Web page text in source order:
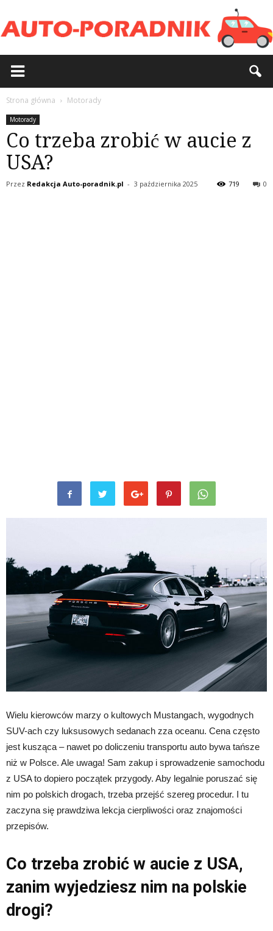
Strona główna Motorady
Motorady
Co trzeba zrobić w aucie z
USA?
Przez Redakcja Auto-poradnik.pl - 3 października 2025 0
719
Wielu kierowców marzy o kultowych Mustangach, wygodnych
SUV-ach czy luksusowych sedanach zza oceanu. Cena często
jest kusząca – nawet po doliczeniu transportu auto bywa tańsze
niż w Polsce. Ale uwaga! Sam zakup i sprowadzenie samochodu
z USA to dopiero początek przygody. Aby legalnie poruszać się
nim po polskich drogach, trzeba przejść szereg procedur. I tu
zaczyna się prawdziwa lekcja cierpliwości oraz znajomości
przepisów.
Co trzeba zrobić w aucie z USA,
zanim wyjedziesz nim na polskie
drogi?